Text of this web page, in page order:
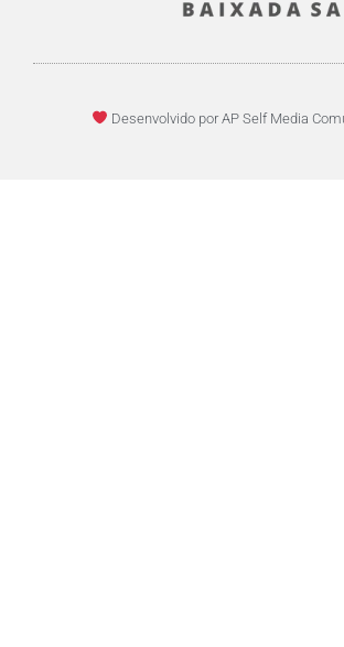
Desenvolvido por AP Self Media